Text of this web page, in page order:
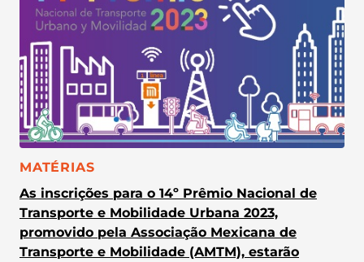
CATEGORIA:
MATÉRIAS
As inscrições para o 14º Prêmio Nacional de
Transporte e Mobilidade Urbana 2023,
promovido pela Associação Mexicana de
Transporte e Mobilidade (AMTM), estarão